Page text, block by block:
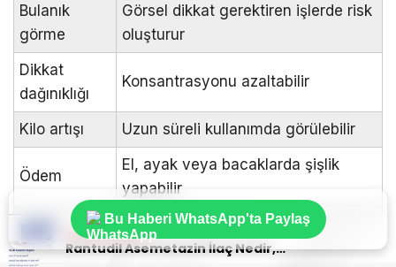
Bulanık
görme
Görsel dikkat gerektiren işlerde risk
oluşturur
Dikkat
dağınıklığı
Konsantrasyonu azaltabilir
Kilo artışı Uzun süreli kullanımda görülebilir
Ödem
El, ayak veya bacaklarda şişlik
yapabilir
Ağız
kuruluğu
Sık bildirilen etkiler arasındadır
Sıradaki Haber
Rantudil Asemetazin İlaç Nedir, Ne İçin Kullanılır? Yan Etkileri
Bu Haberi WhatsApp'ta Paylaş